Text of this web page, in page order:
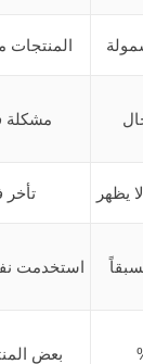
مشكلة
يظهر تأخر
استخدمت
بعض